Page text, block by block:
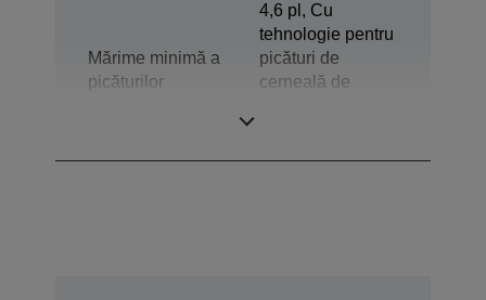
Mărime minimă a
picăturilor
4,6 pl, Cu
tehnologie pentru
picături de
cerneală de